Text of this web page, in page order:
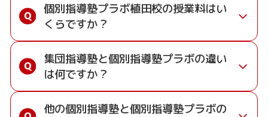
ます。また、春休み、夏休み、冬休みの講習では
「4日間～5日間の無料体験」授業を受けていただ
くことが可能です。個別指導塾 プラボ 植田校の
無料体験についてはこちらのページより簡単にお
問い合わせいただけます。
個別指導塾プラボ植田校の授業料はい
くらですか？
変わります。ガイダンスで詳しく説明させていた
だきますので、こちらのページからお気軽にお問
い合わせください。
授業料を問い合わせる
集団指導塾と個別指導塾プラボの違い
は何ですか？
集団指導塾は多人数の生徒に対して授業を行う学
校の授業と似た形式での指導となりますが、プラ
他の個別指導塾と個別指導塾プラボの